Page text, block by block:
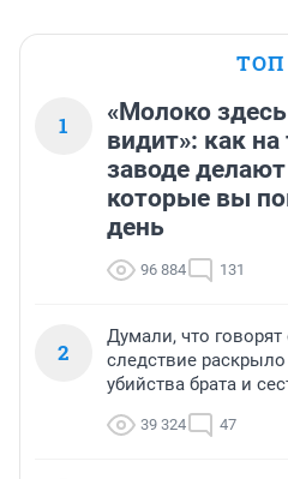
ТОП
1
«Молоко
видит»: как
заводе
которые вы
день
96 884 131
2
Думали, что
следствие
убийства брата и
39 324 47